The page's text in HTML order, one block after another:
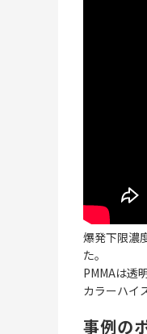
爆発下限濃
た。
PMMAは透
カラーハイ
事例の